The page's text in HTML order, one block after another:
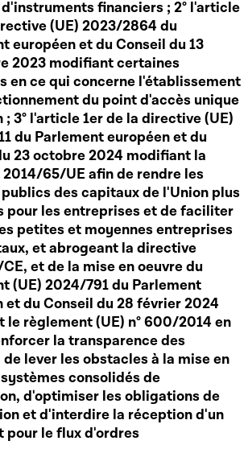
financiers ; 2° l'article
(UE) 2023/2864 du
européen et du Conseil du 13
2023 modifiant certaines
en ce qui concerne l'établissement
du point d'accès unique
; 3° l'article 1er de la directive (UE)
du Parlement européen et du
23 octobre 2024 modifiant la
65/UE afin de rendre les
des capitaux de l'Union plus
les entreprises et de faciliter
petites et moyennes entreprises
et abrogeant la directive
et de la mise en oeuvre du
(UE) 2024/791 du Parlement
et du Conseil du 28 février 2024
le règlement (UE) n° 600/2014 en
la transparence des
de lever les obstacles à la mise en
consolidés de
d'optimiser les obligations de
et d'interdire la réception d'un
pour le flux d'ordres